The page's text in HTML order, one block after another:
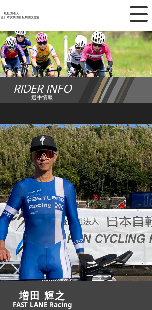
一般社団法人
全日本実業団自転車競技連盟
×
ニュース
レース日程
ランキング
チーム・選手
競技ガイド
加盟・登録
エントリー
ROAD SERIESとは
RIDER INFO
選手情報
増田 輝之
FAST LANE Racing